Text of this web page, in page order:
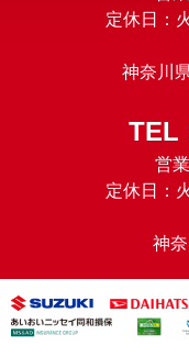
定休日：
神奈川
TEL
営
定休日：
神